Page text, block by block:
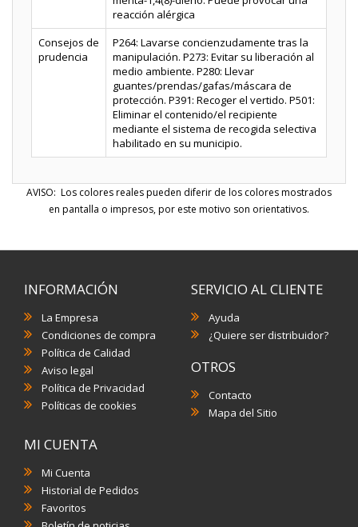
reacción alérgica
Consejos de
prudencia
P264: Lavarse concienzudamente tras la
manipulación. P273: Evitar su liberación al
medio ambiente. P280: Llevar
guantes/prendas/gafas/máscara de
protección. P391: Recoger el vertido. P501:
Eliminar el contenido/el recipiente
mediante el sistema de recogida selectiva
habilitado en su municipio.
AVISO: Los colores reales pueden diferir de los colores mostrados
en pantalla o impresos, por este motivo son orientativos.
INFORMACIÓN
La Empresa
Condiciones de compra
Política de Calidad
Aviso legal
Política de Privacidad
Políticas de cookies
SERVICIO AL CLIENTE
Ayuda
¿Quiere ser distribuidor?
OTROS
Contacto
Mapa del Sitio
MI CUENTA
Mi Cuenta
Historial de Pedidos
Favoritos